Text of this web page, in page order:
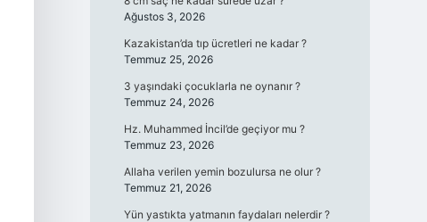
Ağustos 3, 2026
Kazakistan’da tıp ücretleri ne kadar ?
Temmuz 25, 2026
3 yaşındaki çocuklarla ne oynanır ?
Temmuz 24, 2026
Hz. Muhammed İncil’de geçiyor mu ?
Temmuz 23, 2026
Allaha verilen yemin bozulursa ne olur ?
Temmuz 21, 2026
Yün yastıkta yatmanın faydaları nelerdir ?